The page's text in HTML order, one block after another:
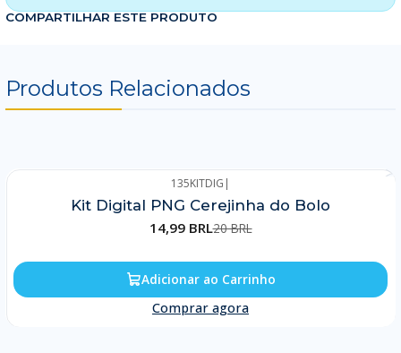
COMPARTILHAR ESTE PRODUTO
Produtos Relacionados
135KITDIG |
Kit Digital PNG Cerejinha do Bolo
14,99 BRL20 BRL
Adicionar ao Carrinho
Comprar agora